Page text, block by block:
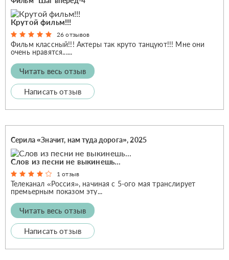
Крутой фильм!!!
26 отзывов
Фильм классный!!! Актеры так круто танцуют!!! Мне они
очень нравятся......
Читать весь отзыв
Написать отзыв
Серила «Значит, нам туда дорога», 2025
Слов из песни не выкинешь...
1 отзыв
Телеканал «Россия», начиная с 5-ого мая транслирует
премьерным показом эту...
Читать весь отзыв
Написать отзыв